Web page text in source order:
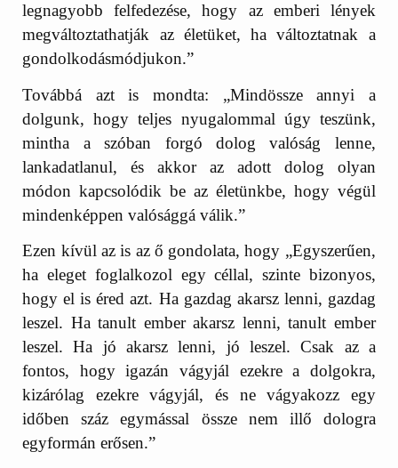
legnagyobb felfedezése, hogy az emberi lények
megváltoztathatják az életüket, ha változtatnak a
gondolkodásmódjukon.”
Továbbá azt is mondta: „Mindössze annyi a
dolgunk, hogy teljes nyugalommal úgy teszünk,
mintha a szóban forgó dolog valóság lenne,
lankadatlanul, és akkor az adott dolog olyan
módon kapcsolódik be az életünkbe, hogy végül
mindenképpen valósággá válik.”
Ezen kívül az is az ő gondolata, hogy „Egyszerűen,
ha eleget foglalkozol egy céllal, szinte bizonyos,
hogy el is éred azt. Ha gazdag akarsz lenni, gazdag
leszel. Ha tanult ember akarsz lenni, tanult ember
leszel. Ha jó akarsz lenni, jó leszel. Csak az a
fontos, hogy igazán vágyjál ezekre a dolgokra,
kizárólag ezekre vágyjál, és ne vágyakozz egy
időben száz egymással össze nem illő dologra
egyformán erősen.”